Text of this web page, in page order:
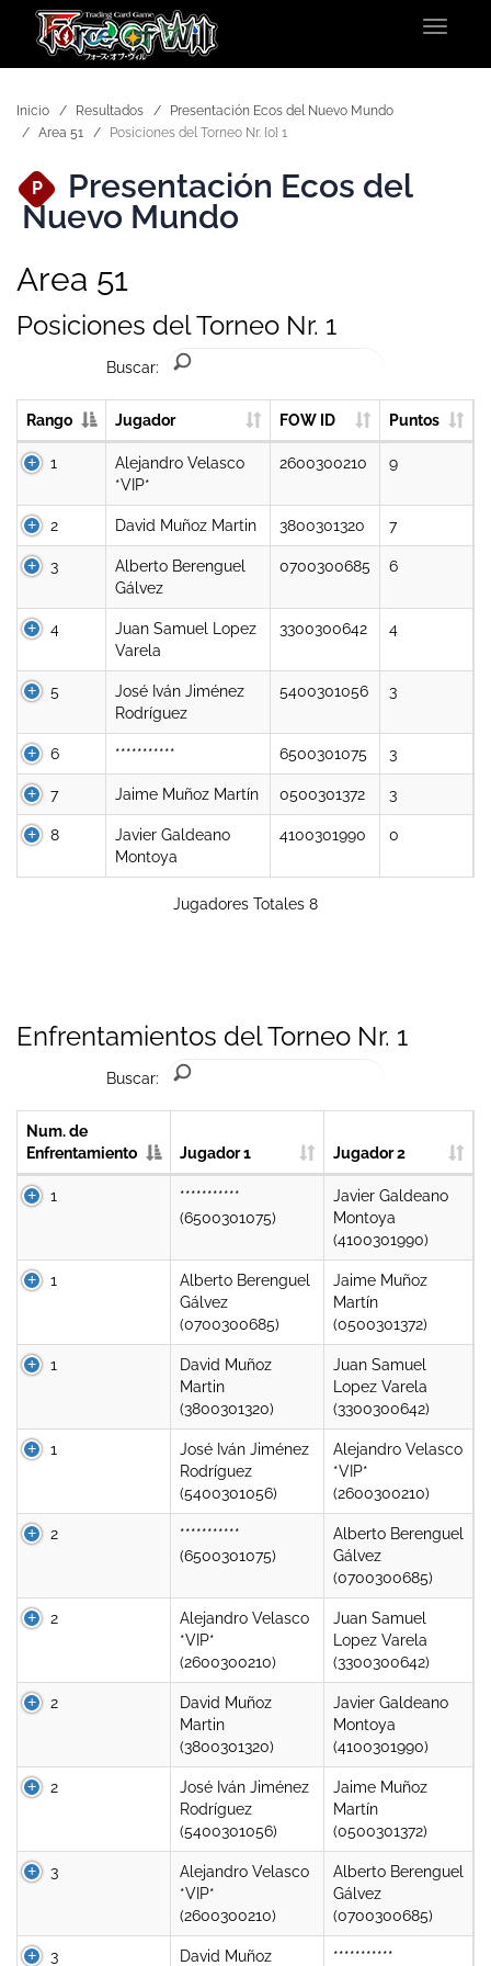
Toggle
Inicio Resultados
Presentación Ecos del Nuevo Mundo
Area 51
Posiciones del Torneo Nr. {0} 1
P Presentación Ecos del
Nuevo Mundo
Area 51
Posiciones del Torneo Nr. 1
Buscar:
Rango Jugador FOW ID Puntos
1
Alejandro Velasco
*VIP*
2600300210 9
2 David Muñoz Martin 3800301320 7
3
Alberto Berenguel
Gálvez
0700300685 6
4
Juan Samuel Lopez
Varela
3300300642 4
5
José Iván Jiménez
Rodríguez
5400301056 3
6 *********** 6500301075 3
7 Jaime Muñoz Martín 0500301372 3
8
Javier Galdeano
Montoya
4100301990 0
Jugadores Totales 8
Enfrentamientos del Torneo Nr. 1
Buscar:
Num. de
Enfrentamiento
Jugador 1 Jugador 2
1
***********
(6500301075)
Javier Galdeano
Montoya
(4100301990)
1
Alberto Berenguel
Gálvez
(0700300685)
Jaime Muñoz
Martín
(0500301372)
1
David Muñoz
Martin
(3800301320)
Juan Samuel
Lopez Varela
(3300300642)
1
José Iván Jiménez
Rodríguez
(5400301056)
Alejandro Velasco
*VIP*
(2600300210)
2
***********
(6500301075)
Alberto Berenguel
Gálvez
(0700300685)
2
Alejandro Velasco
*VIP*
(2600300210)
Juan Samuel
Lopez Varela
(3300300642)
2
David Muñoz
Martin
(3800301320)
Javier Galdeano
Montoya
(4100301990)
2
José Iván Jiménez
Rodríguez
(5400301056)
Jaime Muñoz
Martín
(0500301372)
3
Alejandro Velasco
*VIP*
(2600300210)
Alberto Berenguel
Gálvez
(0700300685)
3 David Muñoz ***********